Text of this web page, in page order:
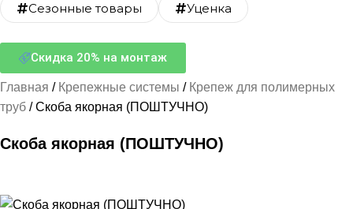
Сезонные товары
Уценка
Скидка 20% на монтаж
Главная Крепежные системы
Крепеж для полимерных
труб
Скоба якорная (ПОШТУЧНО)
Скоба якорная (ПОШТУЧНО)